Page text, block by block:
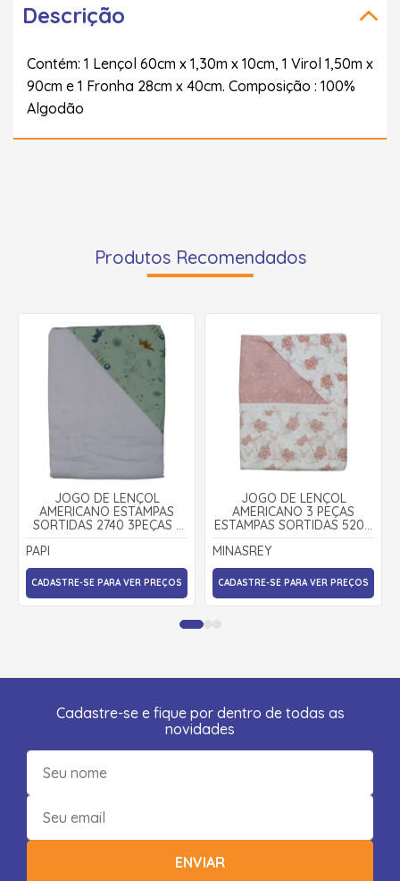
Descrição
Contém: 1 Lençol 60cm x 1,30m x 10cm, 1 Virol 1,50m x
90cm e 1 Fronha 28cm x 40cm. Composição : 100%
Algodão
Produtos Recomendados
JOGO DE LENÇOL
AMERICANO ESTAMPAS
SORTIDAS 2740 3PEÇAS -
KARINHO
PAPI
CADASTRE-SE PARA VER PREÇOS
JOGO DE LENÇOL
AMERICANO 3 PEÇAS
ESTAMPAS SORTIDAS 5200
- LOUPIOT TEMAS
MINASREY
CADASTRE-SE PARA VER PREÇOS
Cadastre-se e fique por dentro de todas as
novidades
ENVIAR